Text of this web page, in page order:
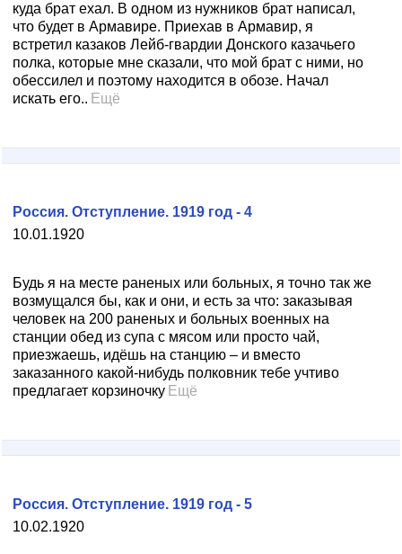
куда брат ехал. В одном из нужников брат написал,
что будет в Армавире. Приехав в Армавир, я
встретил казаков Лейб-гвардии Донского казачьего
полка, которые мне сказали, что мой брат с ними, но
обессилел и поэтому находится в обозе. Начал
искать его.. Ещё
10.01.1920
Россия. Отступление. 1919 год - 4
Будь я на месте раненых или больных, я точно так же
возмущался бы, как и они, и есть за что: заказывая
человек на 200 раненых и больных военных на
станции обед из супа с мясом или просто чай,
приезжаешь, идёшь на станцию – и вместо
заказанного какой-нибудь полковник тебе учтиво
предлагает корзиночку Ещё
10.02.1920
Россия. Отступление. 1919 год - 5